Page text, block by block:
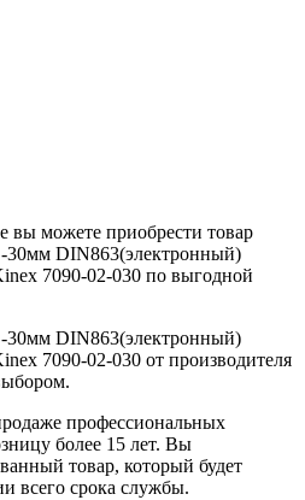
вы можете приобрести товар
30мм DIN863(электронный)
7090-02-030 по выгодной
30мм DIN863(электронный)
7090-02-030 от производителя
профессиональных
более 15 лет. Вы
товар, который будет
всего срока службы.